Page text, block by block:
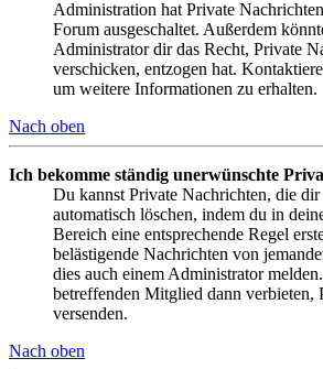
Administration hat Private
Forum ausgeschaltet. Außerdem
Administrator dir das Recht, Private
verschicken, entzogen hat.
um weitere Informationen zu erhalten.
Nach oben
Ich bekomme ständig unerwünschte
Du kannst Private Nachrichten, die
automatisch löschen, indem du in
Bereich eine entsprechende Regel
belästigende Nachrichten von
dies auch einem Administrator
betreffenden Mitglied dann verbieten,
versenden.
Nach oben